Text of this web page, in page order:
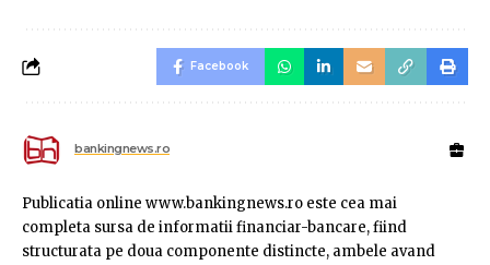
Facebook
bankingnews.ro
Publicatia online www.bankingnews.ro este cea mai
completa sursa de informatii financiar-bancare, fiind
structurata pe doua componente distincte, ambele avand